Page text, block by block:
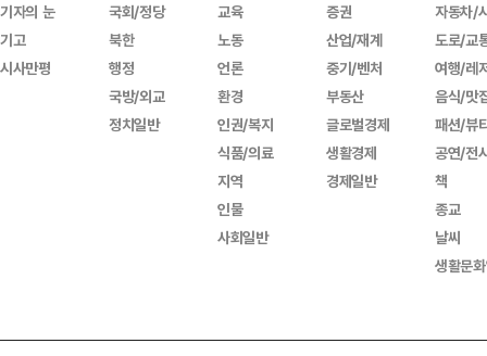
기자의 눈
기고
시사만평
국회/정당
북한
행정
국방/외교
정치일반
교육
노동
언론
환경
인권/복지
식품/의료
지역
인물
사회일반
증권
산업/재계
중기/벤처
부동산
글로벌경제
생활경제
경제일반
자동차/
도로/교
여행/레
음식/맛
패션/뷰
공연/전
책
종교
날씨
생활문